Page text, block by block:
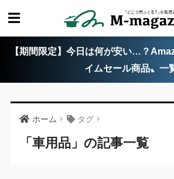
【期間限定】今日は何が安い…？
イムセール商品〟一
ホーム タグ
「車用品」の記事一覧